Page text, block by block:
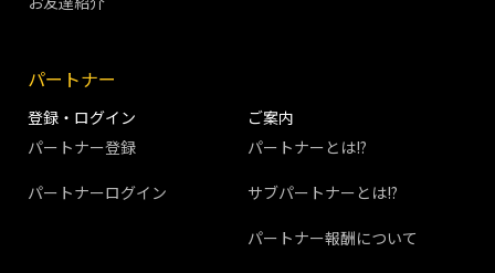
パートナー
登録・ログイン
パートナー登録
パートナーログイン
ご案内
パートナーとは!?
サブパートナーとは!?
パートナー報酬について